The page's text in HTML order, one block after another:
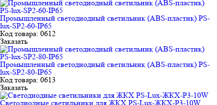
Промышленный светодиодный светильник (ABS-пластик) PS-
lux-SP2-60-IP65
Код товара: 0612
Заказать
Промышленный светодиодный светильник (ABS-пластик) PS-
lux-SP2-80-IP65
Код товара: 0613
Заказать
Светодиодные светильники для ЖКХ PS-Lux-ЖКХ-P3-10W